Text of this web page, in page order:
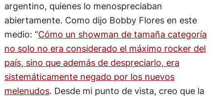
argentino, quienes lo menospreciaban
abiertamente. Como dijo Bobby Flores en este
medio: “Cómo un showman de tamaña categoría
no solo no era considerado el máximo rocker del
país, sino que además de despreciarlo, era
sistemáticamente negado por los nuevos
melenudos. Desde mi punto de vista, creo que la